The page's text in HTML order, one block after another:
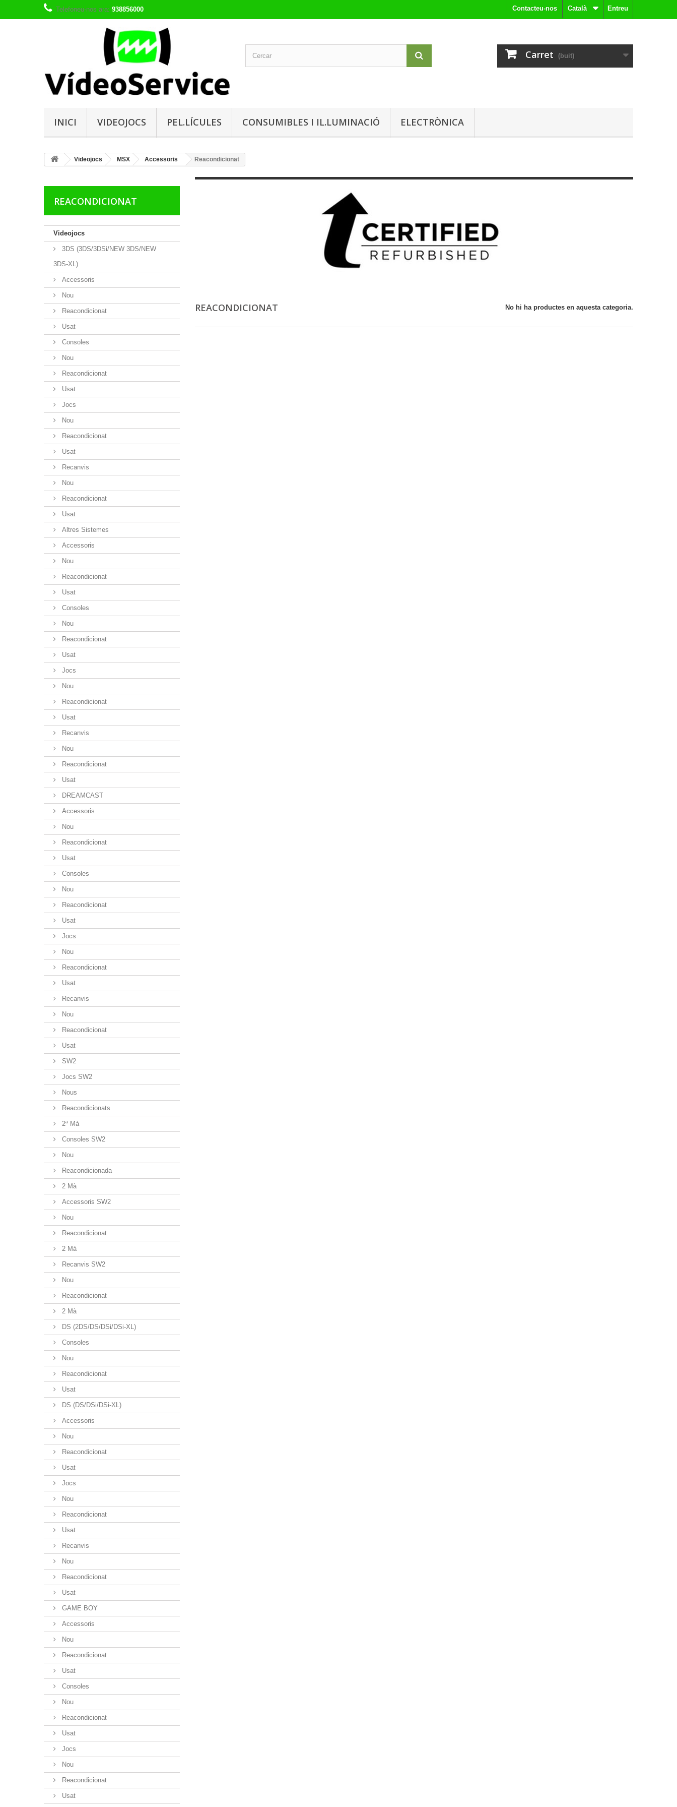
Entreu
Català
Contacteu-nos
Telefoneu-nos ara: 938856000
Carret (buit)
INICI VIDEOJOCS PEL.LÍCULES CONSUMIBLES I IL.LUMINACIÓ ELECTRÒNICA
Videojocs MSX Accessoris Reacondicionat
REACONDICIONAT
Videojocs
3DS (3DS/3DSi/NEW 3DS/NEW
3DS-XL)
Accessoris
Nou
Reacondicionat
Usat
Consoles
Nou
Reacondicionat
Usat
Jocs
Nou
Reacondicionat
Usat
Recanvis
Nou
Reacondicionat
Usat
Altres Sistemes
Accessoris
Nou
Reacondicionat
Usat
Consoles
Nou
Reacondicionat
Usat
Jocs
Nou
Reacondicionat
Usat
Recanvis
Nou
Reacondicionat
Usat
DREAMCAST
Accessoris
Nou
Reacondicionat
Usat
Consoles
Nou
Reacondicionat
Usat
Jocs
Nou
Reacondicionat
Usat
Recanvis
Nou
Reacondicionat
Usat
SW2
Jocs SW2
Nous
Reacondicionats
2ª Mà
Consoles SW2
Nou
Reacondicionada
2 Mà
Accessoris SW2
Nou
Reacondicionat
2 Mà
Recanvis SW2
Nou
Reacondicionat
2 Mà
DS (2DS/DS/DSi/DSi-XL)
Consoles
Nou
Reacondicionat
Usat
DS (DS/DSi/DSi-XL)
Accessoris
Nou
Reacondicionat
Usat
Jocs
Nou
Reacondicionat
Usat
Recanvis
Nou
Reacondicionat
Usat
GAME BOY
Accessoris
Nou
Reacondicionat
Usat
Consoles
Nou
Reacondicionat
Usat
Jocs
Nou
Reacondicionat
Usat
REACONDICIONAT No hi ha productes en aquesta categoria.